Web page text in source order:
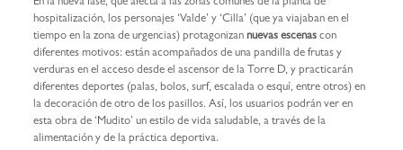
hospitalización, los personajes ‘Valde’ y ‘Cilla’ (que ya viajaban en el
tiempo en la zona de urgencias) protagonizan nuevas escenascon
diferentes motivos: están acompañados de una pandilla de frutas y
verduras en el acceso desde el ascensor de la Torre D, y practicarán
diferentes deportes (palas, bolos, surf, escalada o esquí, entre otros) en
la decoración de otro de los pasillos. Así, los usuarios podrán ver en
esta obra de ‘Mudito’ un estilo de vida saludable, a través de la
alimentación y de la práctica deportiva.